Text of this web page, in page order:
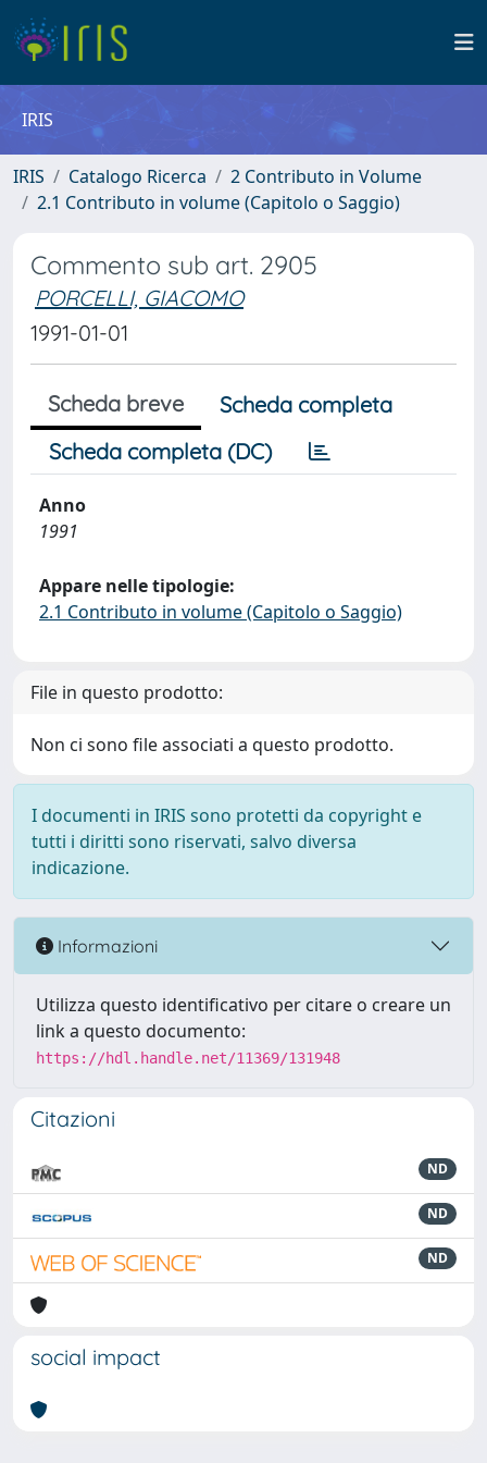
IRIS
IRIS Catalogo Ricerca
2 Contributo in Volume
2.1 Contributo in volume (Capitolo o Saggio)
Commento sub art. 2905
PORCELLI, GIACOMO
1991-01-01
Scheda breve
Scheda completa
Scheda completa (DC)
Anno
1991
Appare nelle tipologie:
2.1 Contributo in volume (Capitolo o Saggio)
File in questo prodotto:
Non ci sono file associati a questo prodotto.
I documenti in IRIS sono protetti da copyright e
tutti i diritti sono riservati, salvo diversa
indicazione.
Informazioni
Utilizza questo identificativo per citare o creare un
link a questo documento:
https://hdl.handle.net/11369/131948
Citazioni
ND
ND
ND
social impact